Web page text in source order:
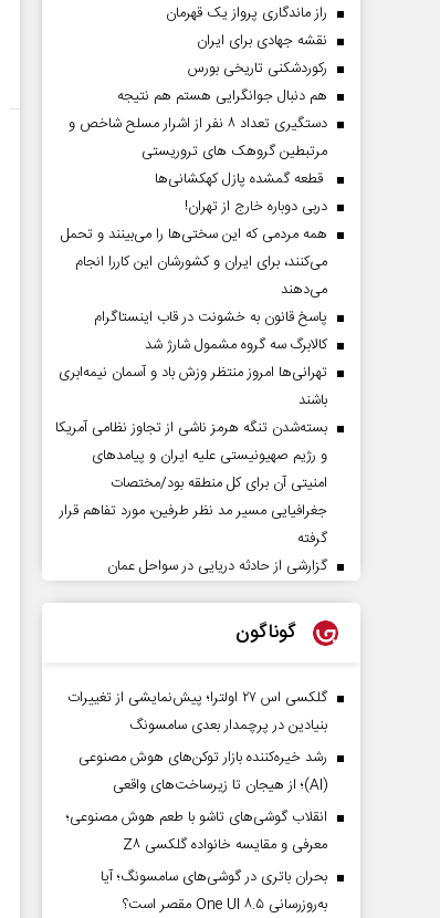
راز ماندگاری پرواز یک قهرمان
نقشه جهادی برای ایران
رکوردشکنی تاریخی بورس
هم دنبال جوانگرایی هستم هم نتیجه
دستگیری تعداد ۸ نفر از اشرار مسلح شاخص و
مرتبطین گروهک های تروریستی
قطعه گمشده پازل کهکشانی‌ها
دربی دوباره خارج از تهران!
همه مردمی که این سختی‌ها را می‌بینند و تحمل
می‌کنند، برای ایران و کشورشان این کاررا انجام
می‌دهند
پاسخ قانون به خشونت در قاب اینستاگرام
کالابرگ سه گروه مشمول شارژ شد
تهرانی‌ها امروز منتظر وزش باد و آسمان نیمه‌ابری
باشند
بسته‌شدن تنگه هرمز ناشی از تجاوز نظامی آمریکا
و رژیم صهیونیستی علیه ایران و پیامد‌های
امنیتی آن برای کل منطقه بود/مختصات
جغرافیایی مسیر مد نظر طرفین، مورد تفاهم قرار
گرفته
گزارشی از حادثه دریایی در سواحل عمان
گوناگون
گلکسی اس ۲۷ اولترا؛ پیش‌نمایشی از تغییرات
بنیادین در پرچمدار بعدی سامسونگ
رشد خیره‌کننده بازار توکن‌های هوش مصنوعی
(AI)؛ از هیجان تا زیرساخت‌های واقعی
انقلاب گوشی‌های تاشو‌ با طعم هوش مصنوعی؛
معرفی و مقایسه خانواده گلکسی Z۸
بحران باتری در گوشی‌های سامسونگ؛ آیا
به‌روزرسانی One UI ۸.۵ مقصر است؟